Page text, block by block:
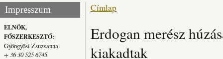
Impresszum
ELNÖK,
FŐSZERKESZTŐ:
Gyöngyösi Zsuzsanna
+ 36 30 525 6745
Jelenlegi hely
Címlap
Erdogan merész
kiakadtak